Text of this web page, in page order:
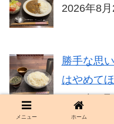
2026年8月
勝手な思
はやめて
2026年8
メニュー ホーム